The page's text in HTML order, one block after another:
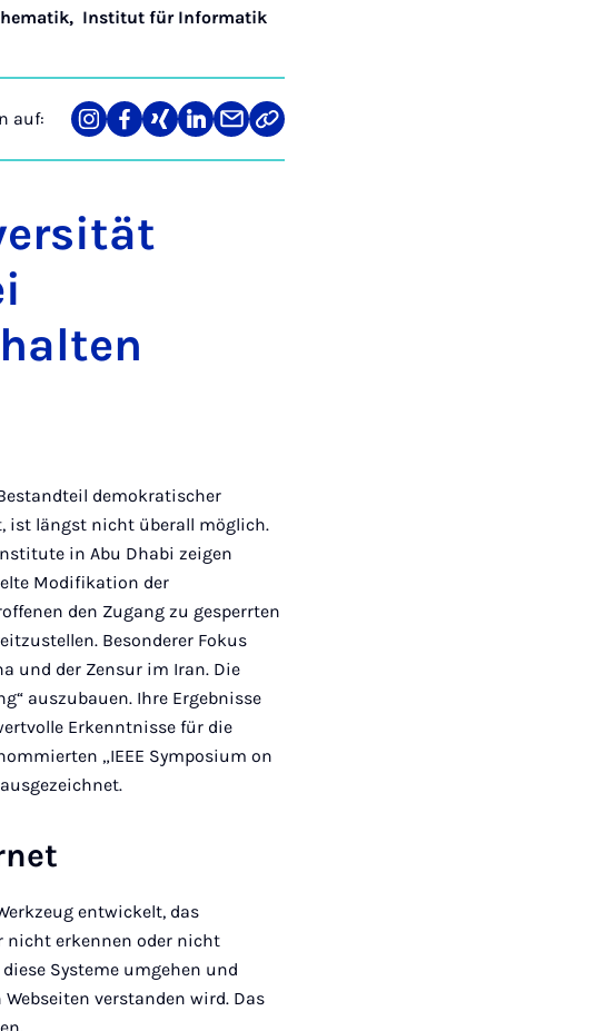
, Institut für Informatik
auf:
Teilen
auf
Teilen
auf
Teilen
auf
Teilen
auf
Teilen
über
Link
kopieren
demokratischer
ist längst nicht überall möglich.
in Abu Dhabi zeigen
Modifikation der
den Zugang zu gesperrten
Besonderer Fokus
und der Zensur im Iran. Die
auszubauen. Ihre Ergebnisse
Erkenntnisse für die
„IEEE Symposium on
entwickelt, das
nicht erkennen oder nicht
Systeme umgehen und
verstanden wird. Das